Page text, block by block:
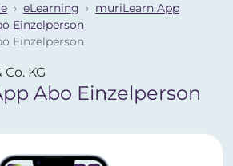
eLearning
muriLearn App
Einzelperson
Einzelperson
KG
Abo Einzelperson